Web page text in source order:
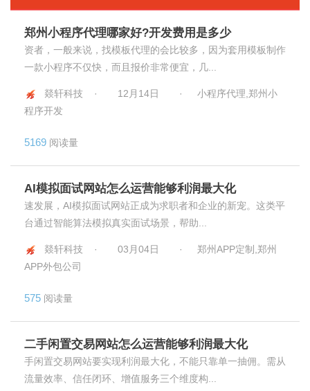
郑州小程序代理哪家好?开发费用是多少
资者，一般来说，找模板代理的会比较多，因为套用模板制作
一款小程序不仅快，而且报价非常便宜，几...
燚轩科技 · 12月14日 ·
小程序代理,郑州小
程序开发
5169 阅读量
AI模拟面试网站怎么运营能够利润最大化
速发展，AI模拟面试网站正成为求职者和企业的新宠。这类平
台通过智能算法模拟真实面试场景，帮助...
燚轩科技 · 03月04日 ·
郑州APP定制,郑州
APP外包公司
575 阅读量
二手闲置交易网站怎么运营能够利润最大化
手闲置交易网站要实现利润最大化，不能只靠单一抽佣。需从
流量效率、信任闭环、增值服务三个维度构...